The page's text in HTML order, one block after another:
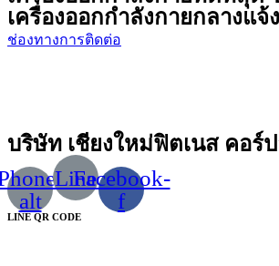
เครื่องออกกำลังกายกลางแ
ช่องทางการติดต่อ
บริษัท เชียงใหม่ฟิตเนส คอร์
alt
Line
Facebook-
f
LINE QR CODE